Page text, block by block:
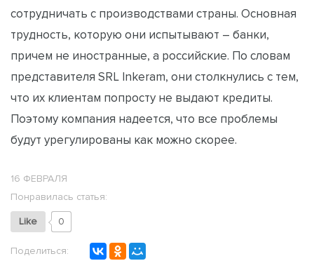
сотрудничать с производствами страны. Основная
трудность, которую они испытывают – банки,
причем не иностранные, а российские. По словам
представителя SRL Inkeram, они столкнулись с тем,
что их клиентам попросту не выдают кредиты.
Поэтому компания надеется, что все проблемы
будут урегулированы как можно скорее.
16 ФЕВРАЛЯ
Понравилась статья:
Like 0
Поделиться: